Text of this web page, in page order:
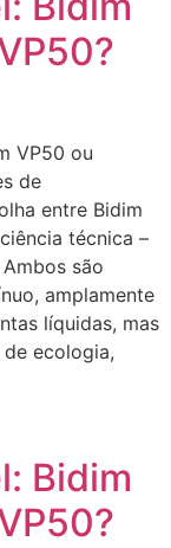
VP50 ou
de
entre Bidim
técnica –
são
amplamente
líquidas, mas
ecologia,
Bidim